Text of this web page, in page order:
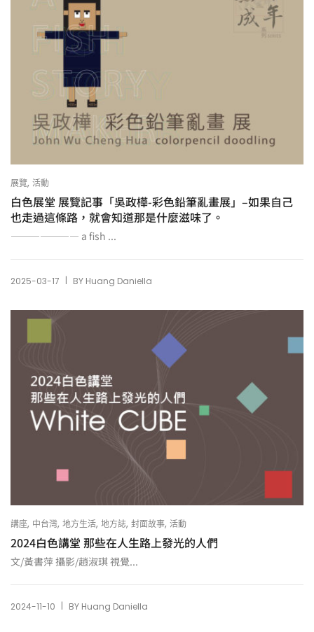
展覽, 活動
白色展堂 展覽記事「吳政樺-彩色鉛筆亂畫展」–如果自己
也走過這條路，就會知道那是什麼滋味了。
——————— a fish ...
2025-03-17 | BY Huang Daniella
講座, 中台灣, 地方生活, 地方誌, 封面故事, 活動
2024白色講堂 那些在人生路上發光的人們
文/黃書萍 攝影/趙淑琪 視覺...
2024-11-10 BY Huang Daniella